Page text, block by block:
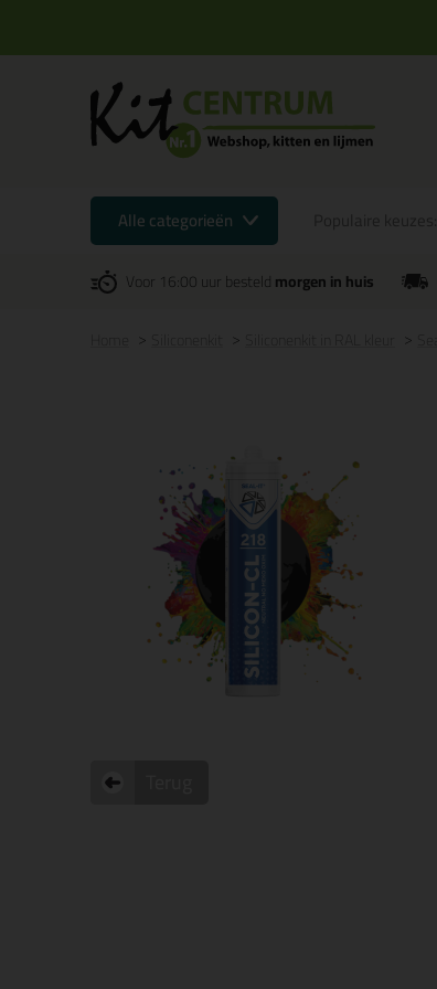
Alle categorieën
Voor 16:00 uur besteldmorgen in huis